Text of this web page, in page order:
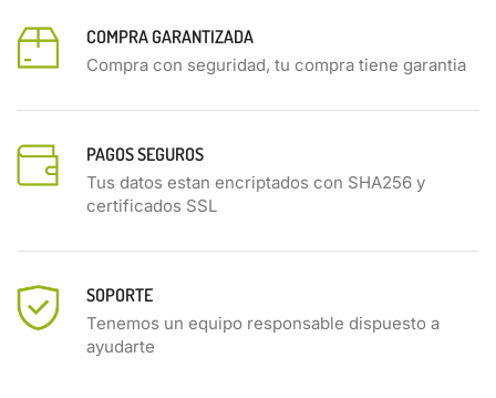
COMPRA GARANTIZADA
Compra con seguridad, tu compra tiene garantia
PAGOS SEGUROS
Tus datos estan encriptados con SHA256 y
certificados SSL
SOPORTE
Tenemos un equipo responsable dispuesto a
ayudarte